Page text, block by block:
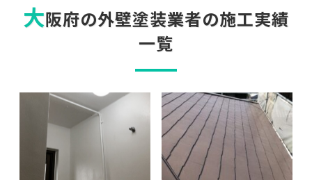
大阪府の外壁塗装業者の施工実績
一覧